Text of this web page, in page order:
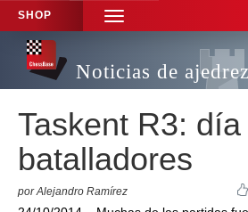
SHOP
TOGGLE
NAVIGATION
Noticias de ajedrez
Taskent R3: día
batalladores
por Alejandro Ramírez